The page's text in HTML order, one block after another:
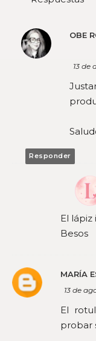
OBE
13 de
Responder
El
Besos
MARÍA
13 de
El
probar